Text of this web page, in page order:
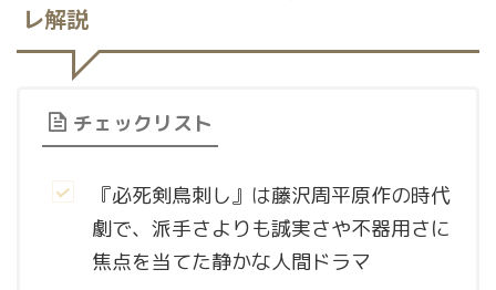
レ解説
チェックリスト
『必死剣鳥刺し』は藤沢周平原作の時代
劇で、派手さよりも誠実さや不器用さに
焦点を当てた静かな人間ドラマ